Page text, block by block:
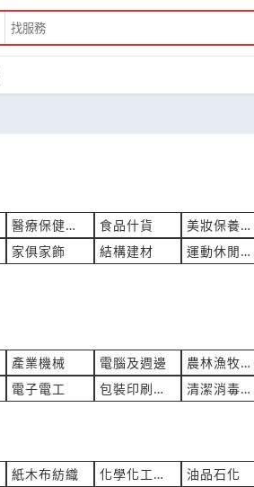
醫療保健製品 食品什貨 美妝保養製品
家俱家飾 結構建材 運動休閒製品
產業機械 電腦及週邊 農林漁牧設備
電子電工 包裝印刷機械 清潔消毒設備
紙木布紡織 化學化工氣體 油品石化